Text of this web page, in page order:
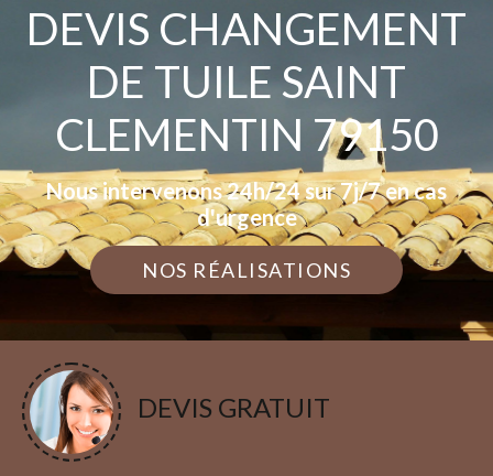
DEVIS CHANGEMENT
DE TUILE SAINT
CLEMENTIN 79150
Nous intervenons 24h/24 sur 7j/7 en cas
d'urgence
NOS RÉALISATIONS
DEVIS GRATUIT